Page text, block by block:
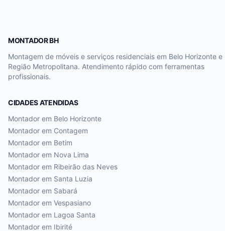
MONTADOR BH
Montagem de móveis e serviços residenciais em Belo Horizonte e
Região Metropolitana. Atendimento rápido com ferramentas
profissionais.
CIDADES ATENDIDAS
Montador em Belo Horizonte
Montador em Contagem
Montador em Betim
Montador em Nova Lima
Montador em Ribeirão das Neves
Montador em Santa Luzia
Montador em Sabará
Montador em Vespasiano
Montador em Lagoa Santa
Montador em Ibirité